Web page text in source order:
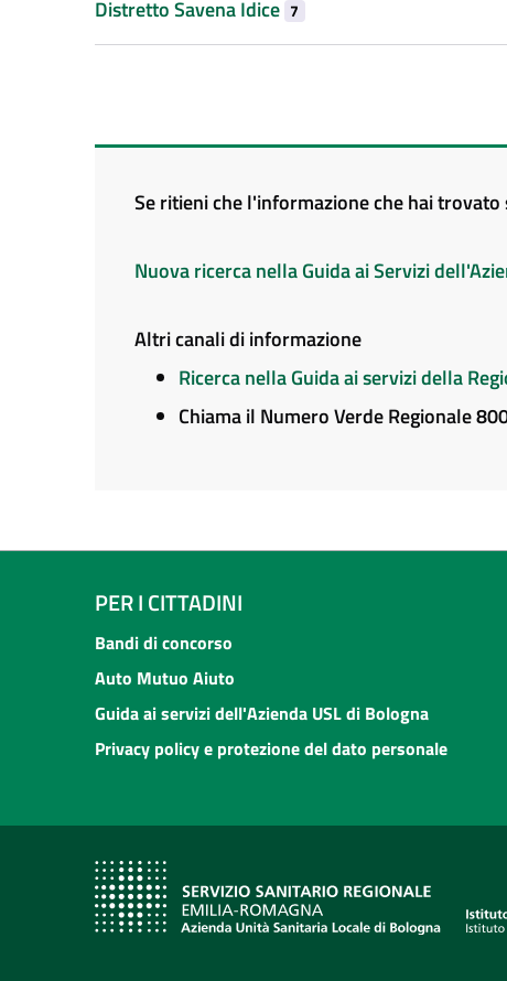
Distretto Savena Idice 7
Se ritieni che l'informazione che hai trovato
Nuova ricerca nella Guida ai Servizi
Altri canali di informazione
Ricerca nella Guida ai servizi della
Chiama il Numero Verde Regionale
PER I CITTADINI
Bandi di concorso
Auto Mutuo Aiuto
Guida ai servizi dell'Azienda USL di Bologna
Privacy policy e protezione del dato personale